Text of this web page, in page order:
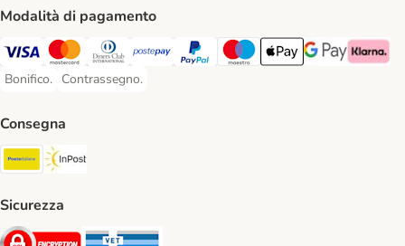
Modalità di pagamento
Visa. Payment Method
Mastercard. Payment Method
Diners Club. Payment Method
Postepay. Payment Method
PayPal. Payment Method
Maestro. Payment Method
Apple pay. Payment
Google Pay
Klarna
Bonifico.
Bonifico. Payment Method
Contrassegno.
Contrassegno. Payment Method
Consegna
Poste Italiane. Shipping Method
Sicurezza
Security